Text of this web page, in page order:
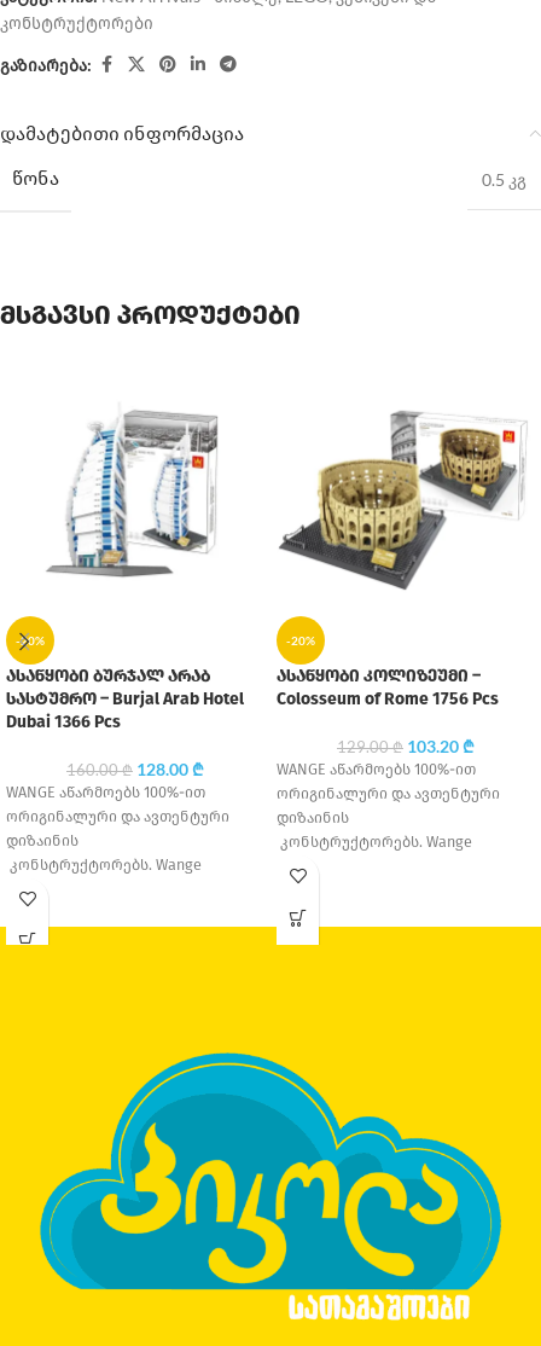
კონსტრუქტორები
გაზიარება:
დამატებითი ინფორმაცია
ᲬᲝᲜᲐ
0.5 კგ
მსგავსი პროდუქტები
-20%
ასაწყობი ბურჯალ არაბ
სასტუმრო – Burjal Arab Hotel
Dubai 1366 Pcs
160.00₾ 128.00₾
WANGE აწარმოებს 100%-ით
ორიგინალური და ავთენტური
დიზაინის
კონსტრუქტორებს. Wange
Education დაარსდა 1995 წელს,
საწარმო იყო, თუმცა
-20%
ასაწყობი კოლიზეუმი –
Colosseum of Rome 1756 Pcs
129.00₾ 103.20₾
WANGE აწარმოებს 100%-ით
ორიგინალური და ავთენტური
დიზაინის
კონსტრუქტორებს. Wange
Education დაარსდა 1995 წელს,
საწარმო იყო, თუმცა